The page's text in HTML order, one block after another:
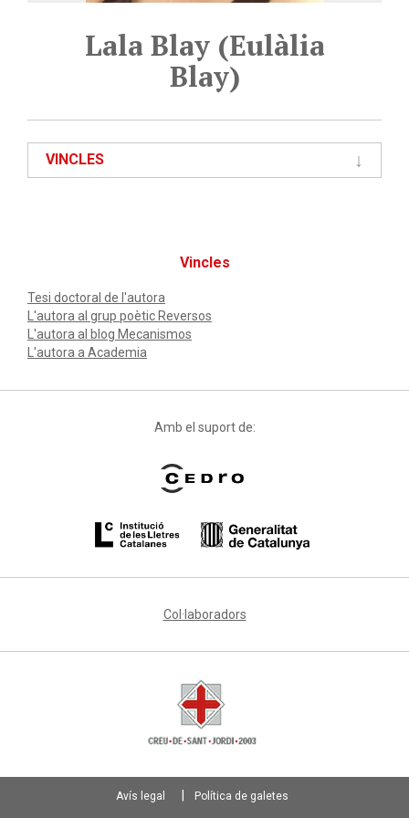
Lala Blay (Eulàlia
Blay)
VINCLES
Vincles
Tesi doctoral de l'autora
L'autora al grup poètic Reversos
L'autora al blog Mecanismos
L'autora a Academia
Amb el suport de:
Col·laboradors
Avís legal Política de galetes